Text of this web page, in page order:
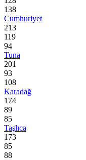
138
Cumhuriyet
213
119
94
Tuna
201
93
108
Karadağ
174
89
85
Taşlıca
173
85
88